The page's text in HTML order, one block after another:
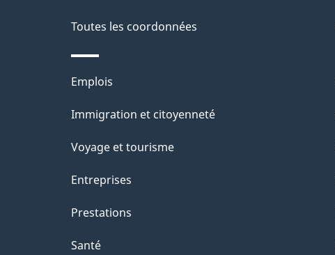
Toutes les coordonnées
Thèmes
et
Emplois
Immigration et citoyenneté
Voyage et tourisme
Entreprises
Prestations
Santé